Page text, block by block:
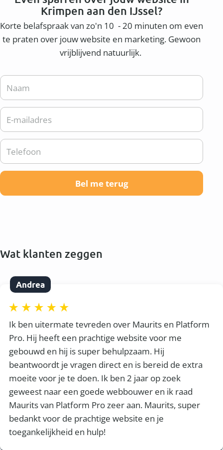
Krimpen aan den IJssel?
Korte belafspraak van zo'n 10 - 20 minuten om even
te praten over jouw website en marketing. Gewoon
vrijblijvend natuurlijk.
Wat klanten zeggen
Andrea
Ik ben uitermate tevreden over Maurits en Platform
Pro. Hij heeft een prachtige website voor me
gebouwd en hij is super behulpzaam. Hij
beantwoordt je vragen direct en is bereid de extra
moeite voor je te doen. Ik ben 2 jaar op zoek
geweest naar een goede webbouwer en ik raad
Maurits van Platform Pro zeer aan. Maurits, super
bedankt voor de prachtige website en je
toegankelijkheid en hulp!